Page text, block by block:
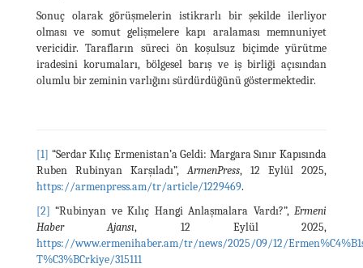
Sonuç olarak görüşmelerin istikrarlı bir şekilde ilerliyor
olması ve somut gelişmelere kapı aralaması memnuniyet
vericidir. Tarafların süreci ön koşulsuz biçimde yürütme
iradesini korumaları, bölgesel barış ve iş birliği açısından
olumlu bir zeminin varlığını sürdürdüğünü göstermektedir.
[1] “Serdar Kılıç Ermenistan’a Geldi: Margara Sınır Kapısında
Ruben Rubinyan Karşıladı”,ArmenPress, 12 Eylül 2025,
https://armenpress.am/tr/article/1229469.
[2] “Rubinyan ve Kılıç Hangi Anlaşmalara Vardı?”, Ermeni
Haber Ajansı, 12 Eylül 2025,
https://www.ermenihaber.am/tr/news/2025/09/12/
T%C3%BCrkiye/315111